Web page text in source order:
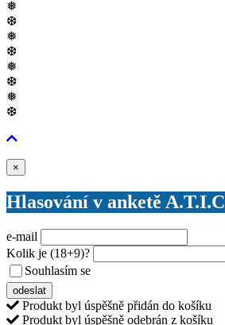
❅
❆
❅
❆
❅
❆
❅
❆
×
Hlasování v anketě
e-mail
Kolik je (18+9)?
Souhlasím se
odeslat
Produkt byl úspěšně přidán do košíku
Produkt byl úspěšně odebrán z košíku